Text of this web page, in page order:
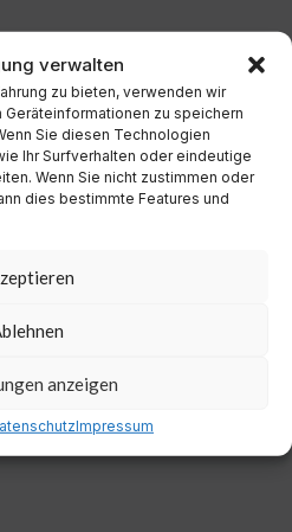
verwalten
zu bieten, verwenden wir
zu speichern
Sie diesen Technologien
Ihr Surfverhalten oder eindeutige
Wenn Sie nicht zustimmen oder
dies bestimmte Features und
anzeigen
Impressum